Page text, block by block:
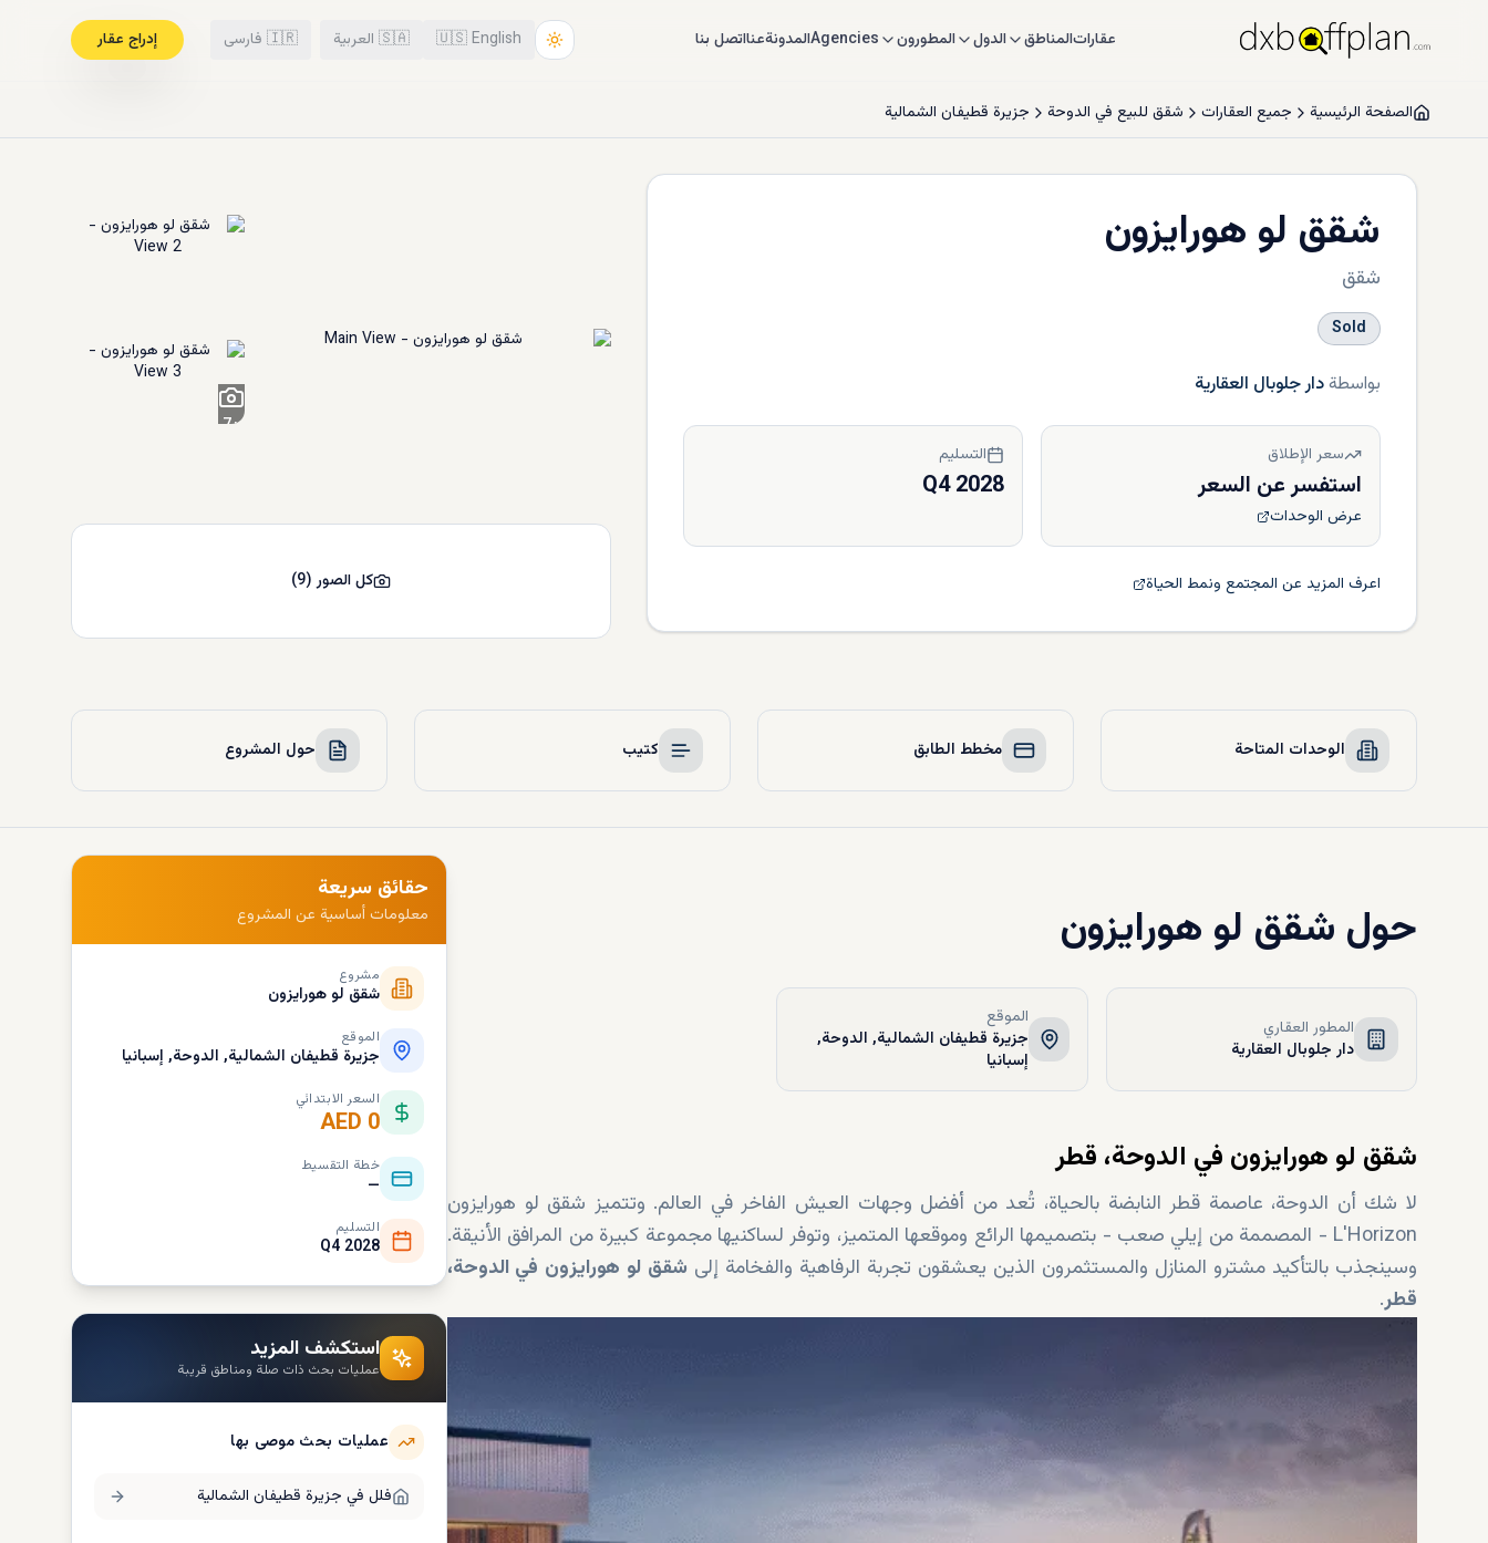
عقاراتالمناطق الدول المطورون Agenciesالمدونةعنااتصل بنا 🇺🇸English
🇸🇦 العربية 🇮🇷 فارسی إدراج عقار
الصفحة الرئيسية جميع العقارات شقق للبيع في الدوحة جزيرة قطيفان الشمالية
شقق لو هورايزون
شقق
Sold
بواسطةدار جلوبال العقارية
سعر الإطلاق
استفسر عن السعر
عرض الوحدات
التسليم
Q4 2028
اعرف المزيد عن المجتمع ونمط الحياة
+
7
كل الصور(
9
)
الوحدات المتاحة مخطط الطابق كتيب حول المشروع
حول شقق لو هورايزون
المطور العقاري
دار جلوبال العقارية
الموقع
جزيرة قطيفان الشمالية, الدوحة,
إسبانيا
شقق لو هورايزون في الدوحة، قطر
لا شك أن الدوحة، عاصمة قطر النابضة بالحياة، تُعد من أفضل وجهات العيش الفاخر في العالم. وتتميز شقق لو هورايزون
L'Horizon - المصممة من إيلي صعب - بتصميمها الرائع وموقعها المتميز، وتوفر لساكنيها مجموعة كبيرة من المرافق الأنيقة.
وسينجذب بالتأكيد مشترو المنازل والمستثمرون الذين يعشقون تجربة الرفاهية والفخامة إلى شقق لو هورايزون في الدوحة،
قطر.
حقائق سريعة
معلومات أساسية عن المشروع
مشروع
شقق لو هورايزون
الموقع
جزيرة قطيفان الشمالية, الدوحة, إسبانيا
السعر الابتدائي
AED 0
خطة التقسيط
—
التسليم
Q4 2028
استكشف المزيد
عمليات بحث ذات صلة ومناطق قريبة
عمليات بحث موصى بها
فلل في جزيرة قطيفان الشمالية